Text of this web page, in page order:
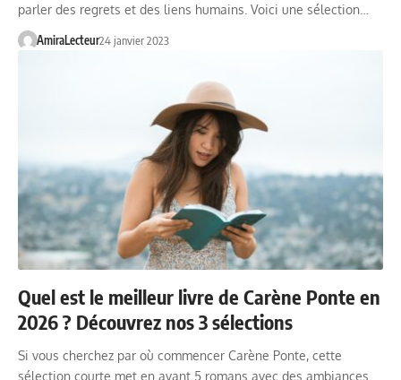
parler des regrets et des liens humains. Voici une sélection…
AmiraLecteur24 janvier 2023
Quel est le meilleur livre de Carène Ponte en
2026 ? Découvrez nos 3 sélections
Si vous cherchez par où commencer Carène Ponte, cette
sélection courte met en avant 5 romans avec des ambiances